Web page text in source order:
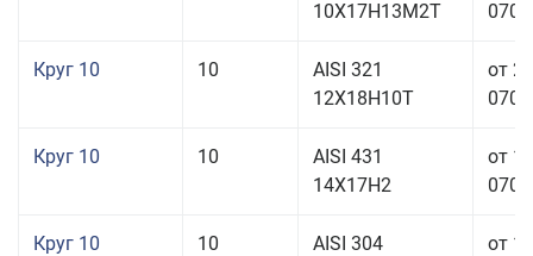
10Х17Н13М2Т
Круг 10 10
AISI 321
12Х18Н10Т
от
Круг 10 10
AISI 431
14Х17Н2
от
Круг 10 10
AISI 304
от